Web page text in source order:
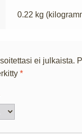
0.22 kg
ei julkaista.
*